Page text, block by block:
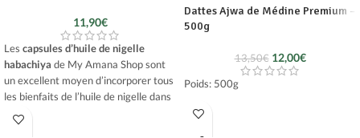
11,90€
Les capsules d’huile de nigelle
habachiya de My Amana Shop sont
un excellent moyen d’incorporer tous
les bienfaits de l’huile de nigelle dans
votre routine quotidienne.
Dattes Ajwa de Médine Premium –
500g
13,50€ 12,00€
Poids: 500g